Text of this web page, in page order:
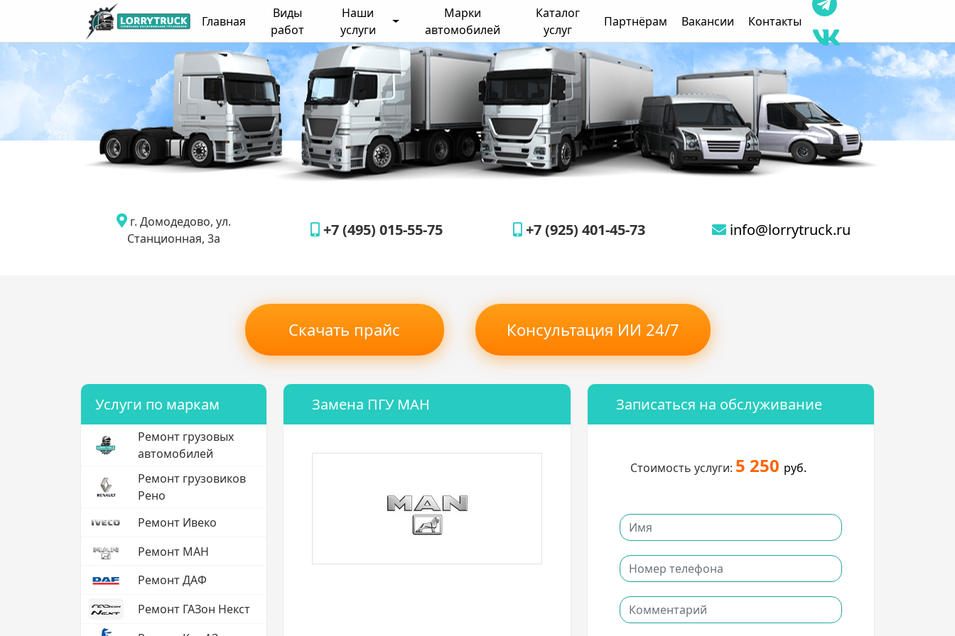
Главная
Виды
работ
Наши
услуги
Марки
автомобилей
Каталог
услуг
Партнёрам Вакансии Контакты
г. Домодедово, ул.
Станционная, 3а
+7 (495) 015-55-75 +7 (925) 401-45-73 info@lorrytruck.ru
Скачать прайс Консультация ИИ 24/7
Услуги по маркам
Ремонт грузовых
автомобилей
Ремонт грузовиков
Рено
Ремонт Ивеко
Ремонт МАН
Ремонт ДАФ
Ремонт ГАЗон Некст
Замена ПГУ МАН Записаться на обслуживание
Стоимость услуги: 5 250 руб.